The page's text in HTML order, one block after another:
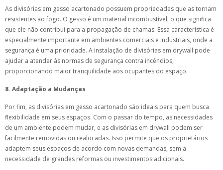
As divisórias em gesso acartonado possuem propriedades que as tornam
resistentes ao fogo. O gesso é um material incombustível, o que significa
que ele não contribui para a propagação de chamas. Essa característica é
especialmente importante em ambientes comerciais e industriais, onde a
segurança é uma prioridade. A instalação de divisórias em drywall pode
ajudar a atender às normas de segurança contra incêndios,
proporcionando maior tranquilidade aos ocupantes do espaço.
8. Adaptação a Mudanças
Por fim, as divisórias em gesso acartonado são ideais para quem busca
flexibilidade em seus espaços. Com o passar do tempo, as necessidades
de um ambiente podem mudar, e as divisórias em drywall podem ser
facilmente removidas ou realocadas. Isso permite que os proprietários
adaptem seus espaços de acordo com novas demandas, sem a
necessidade de grandes reformas ou investimentos adicionais.